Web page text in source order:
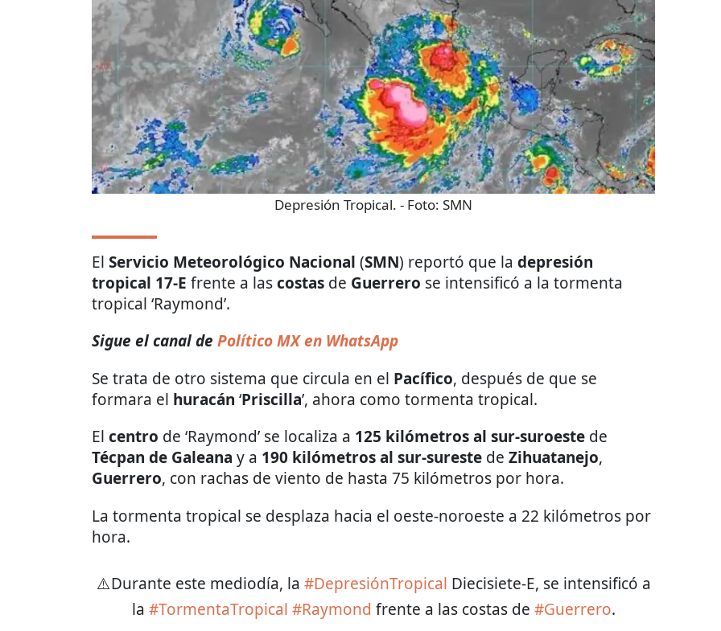
Depresión Tropical. - Foto: SMN
El Servicio Meteorológico Nacional (SMN) reportó que la depresión
tropical 17-E frente a lascostas de Guerrero se intensificó a la tormenta
tropical ‘Raymond’.
Sigue el canal de Político MX en WhatsApp
Se trata de otro sistema que circula en el Pacífico, después de que se
formara el huracán ‘Priscilla’, ahora como tormenta tropical.
El centro de ‘Raymond’ se localiza a 125 kilómetrosal sur-suroeste de
Técpan de Galeana y a 190 kilómetros al sur-sureste de Zihuatanejo,
Guerrero, con rachas de viento de hasta 75 kilómetros por hora.
La tormenta tropical se desplaza hacia el oeste-noroeste a 22 kilómetros por
hora.
⚠️Durante este mediodía, la #DepresiónTropical Diecisiete-E, se intensificó a
la #TormentaTropical #Raymond frente a las costas de #Guerrero.